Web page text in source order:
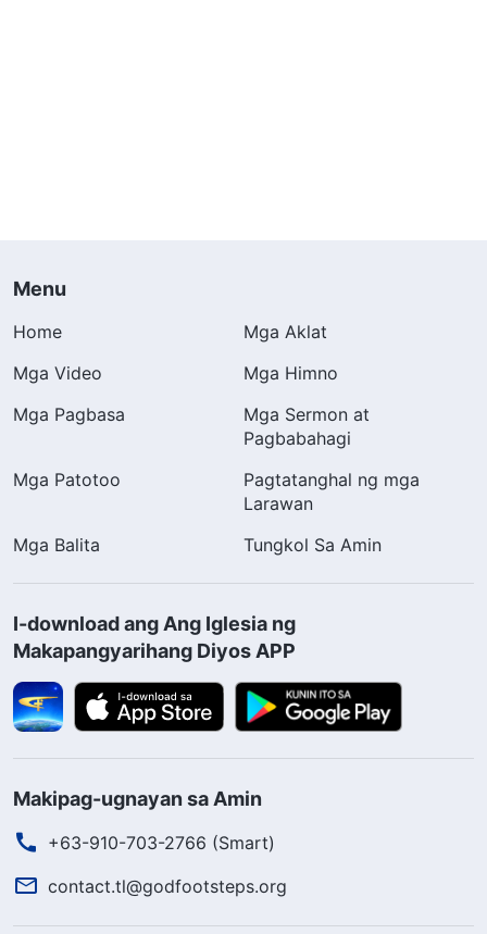
Menu
Home
Mga Aklat
Mga Video
Mga Himno
Mga Pagbasa
Mga Sermon at
Pagbabahagi
Mga Patotoo
Pagtatanghal ng mga
Larawan
Mga Balita
Tungkol Sa Amin
I-download ang Ang Iglesia ng
Makapangyarihang Diyos APP
Makipag-ugnayan sa Amin
+63-910-703-2766 (Smart)
contact.tl@godfootsteps.org